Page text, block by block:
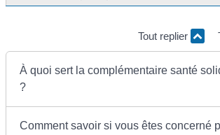
Tout replier
À quoi sert la complémentaire santé
?
Comment savoir si vous êtes concerné